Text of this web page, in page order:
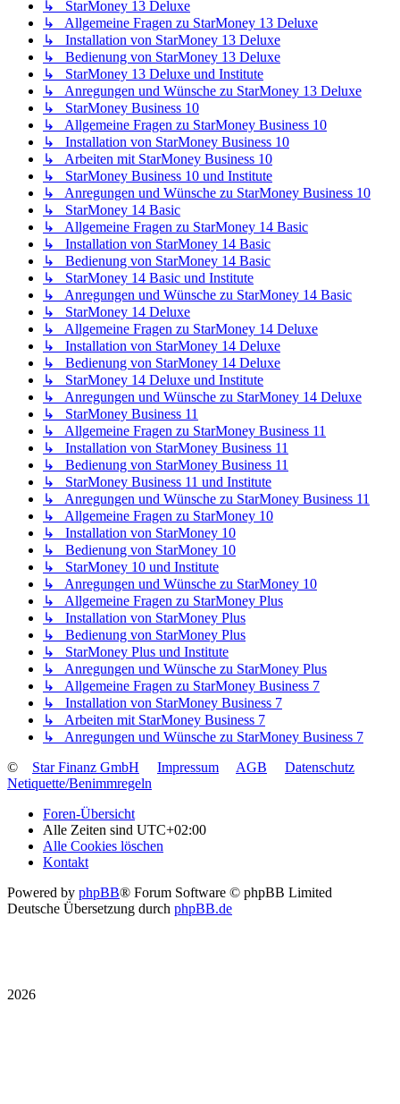
↳ StarMoney 13 Deluxe
↳ Allgemeine Fragen zu StarMoney 13 Deluxe
↳ Installation von StarMoney 13 Deluxe
↳ Bedienung von StarMoney 13 Deluxe
↳ StarMoney 13 Deluxe und Institute
↳ Anregungen und Wünsche zu StarMoney 13 Deluxe
↳ StarMoney Business 10
↳ Allgemeine Fragen zu StarMoney Business 10
↳ Installation von StarMoney Business 10
↳ Arbeiten mit StarMoney Business 10
↳ StarMoney Business 10 und Institute
↳ Anregungen und Wünsche zu StarMoney Business 10
↳ StarMoney 14 Basic
↳ Allgemeine Fragen zu StarMoney 14 Basic
↳ Installation von StarMoney 14 Basic
↳ Bedienung von StarMoney 14 Basic
↳ StarMoney 14 Basic und Institute
↳ Anregungen und Wünsche zu StarMoney 14 Basic
↳ StarMoney 14 Deluxe
↳ Allgemeine Fragen zu StarMoney 14 Deluxe
↳ Installation von StarMoney 14 Deluxe
↳ Bedienung von StarMoney 14 Deluxe
↳ StarMoney 14 Deluxe und Institute
↳ Anregungen und Wünsche zu StarMoney 14 Deluxe
↳ StarMoney Business 11
↳ Allgemeine Fragen zu StarMoney Business 11
↳ Installation von StarMoney Business 11
↳ Bedienung von StarMoney Business 11
↳ StarMoney Business 11 und Institute
↳ Anregungen und Wünsche zu StarMoney Business 11
↳ Allgemeine Fragen zu StarMoney 10
↳ Installation von StarMoney 10
↳ Bedienung von StarMoney 10
↳ StarMoney 10 und Institute
↳ Anregungen und Wünsche zu StarMoney 10
↳ Allgemeine Fragen zu StarMoney Plus
↳ Installation von StarMoney Plus
↳ Bedienung von StarMoney Plus
↳ StarMoney Plus und Institute
↳ Anregungen und Wünsche zu StarMoney Plus
↳ Allgemeine Fragen zu StarMoney Business 7
↳ Installation von StarMoney Business 7
↳ Arbeiten mit StarMoney Business 7
↳ Anregungen und Wünsche zu StarMoney Business 7
©
Star Finanz GmbH Impressum AGB
Datenschutz
Netiquette/Benimmregeln
Foren-Übersicht
Alle Zeiten sind UTC+02:00
Alle Cookies löschen
Kontakt
Powered by phpBB® Forum Software © phpBB Limited
Deutsche Übersetzung durch phpBB.de
2026